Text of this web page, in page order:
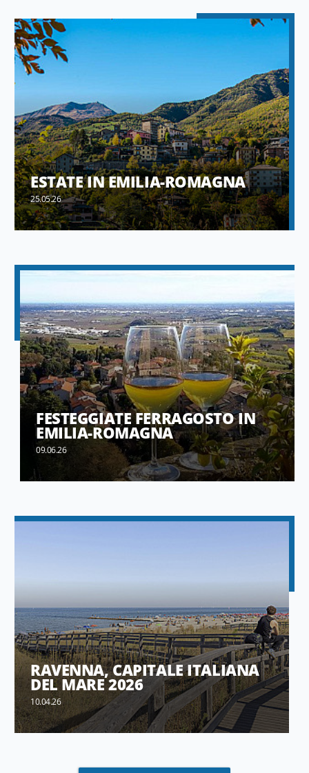
ESTATE IN EMILIA-ROMAGNA
25.05.26
FESTEGGIATE FERRAGOSTO IN
EMILIA-ROMAGNA
09.06.26
RAVENNA, CAPITALE ITALIANA
DEL MARE 2026
10.04.26